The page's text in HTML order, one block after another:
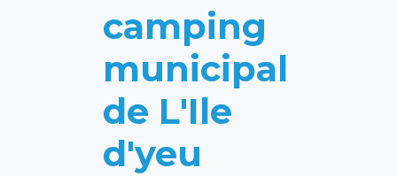
camping
municipal
de L'Ile
d'yeu